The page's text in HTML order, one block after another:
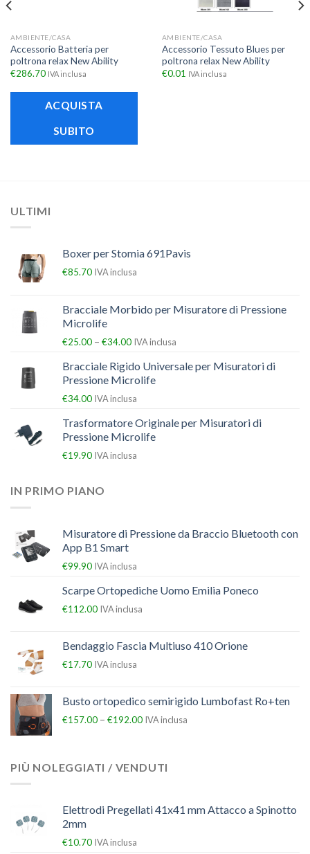
AMBIENTE/CASA
Accessorio Batteria per
poltrona relax New Ability
€286.70 IVA inclusa
ACQUISTA
SUBITO
AMBIENTE/CASA
Accessorio Tessuto Blues per
poltrona relax New Ability
€0.01 IVA inclusa
ULTIMI
Boxer per Stomia 691Pavis
€85.70 IVA inclusa
Bracciale Morbido per Misuratore di Pressione
Microlife
€25.00 – €34.00 IVA inclusa
Bracciale Rigido Universale per Misuratori di
Pressione Microlife
€34.00 IVA inclusa
Trasformatore Originale per Misuratori di
Pressione Microlife
€19.90 IVA inclusa
IN PRIMO PIANO
Misuratore di Pressione da Braccio Bluetooth con
App B1 Smart
€99.90 IVA inclusa
Scarpe Ortopediche Uomo Emilia Poneco
€112.00 IVA inclusa
Bendaggio Fascia Multiuso 410 Orione
€17.70 IVA inclusa
Busto ortopedico semirigido Lumbofast Ro+ten
€157.00 – €192.00 IVA inclusa
PIÙ NOLEGGIATI / VENDUTI
Elettrodi Pregellati 41x41 mm Attacco a Spinotto
2mm
€10.70 IVA inclusa